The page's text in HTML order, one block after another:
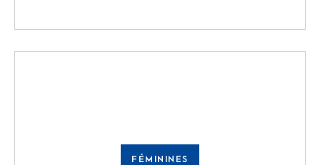
FÉMININES